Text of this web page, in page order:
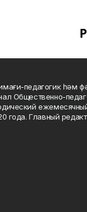
педагогик һәм
Общественно-
года. Главный